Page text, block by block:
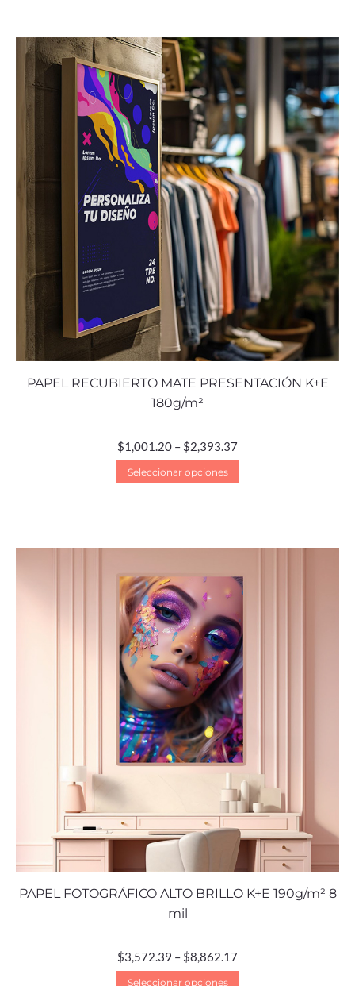
PAPEL RECUBIERTO MATE PRESENTACIÓN K+E
180g/m²
$1,001.20 – $2,393.37
Seleccionar opciones
PAPEL FOTOGRÁFICO ALTO BRILLO K+E 190g/m² 8
mil
$3,572.39 – $8,862.17
Seleccionar opciones